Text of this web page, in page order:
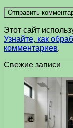
Этот сайт
Узнайте, как
комментариев.
Свежие записи